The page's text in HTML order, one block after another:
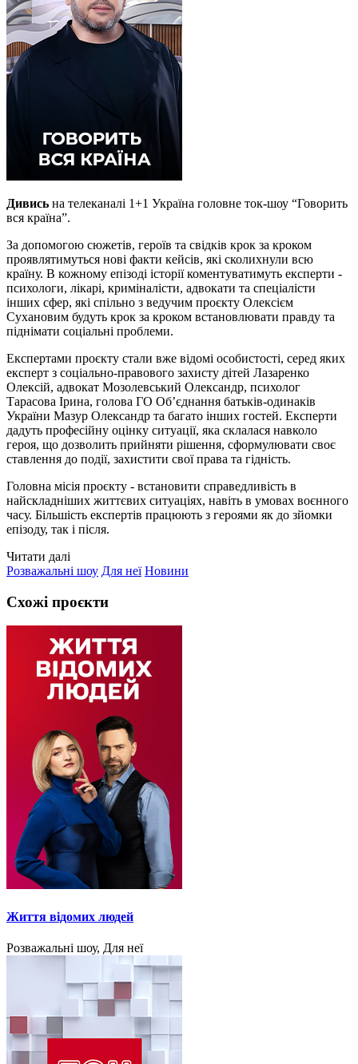
Дивись на телеканалі 1+1 Україна головне ток-шоу “Говорить
вся країна”.
За допомогою сюжетів, героїв та свідків крок за кроком
проявлятимуться нові факти кейсів, які сколихнули всю
країну. В кожному епізоді історії коментуватимуть експерти -
психологи, лікарі, криміналісти, адвокати та спеціалісти
інших сфер, які спільно з ведучим проєкту Олексієм
Сухановим будуть крок за кроком встановлювати правду та
піднімати соціальні проблеми.
Експертами проєкту стали вже відомі особистості, серед яких
експерт з соціально-правового захисту дітей Лазаренко
Олексій, адвокат Мозолевський Олександр, психолог
Тарасова Ірина, голова ГО Об’єднання батьків-одинаків
України Мазур Олександр та багато інших гостей. Експерти
дадуть професійну оцінку ситуації, яка склалася навколо
героя, що дозволить прийняти рішення, сформулювати своє
ставлення до події, захистити свої права та гідність.
Головна місія проєкту - встановити справедливість в
найскладніших життєвих ситуаціях, навіть в умовах воєнного
часу. Більшість експертів працюють з героями як до зйомки
епізоду, так і після.
Читати далі
Розважальні шоу Для неї Новини
Схожі проєкти
Життя відомих людей
Розважальні шоу, Для неї